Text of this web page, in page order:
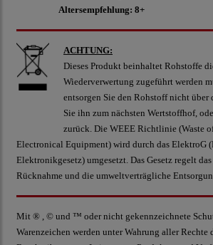
Altersempfehlung: 8+
ACHTUNG:
Dieses Produkt beinhaltet Rohstoffe
Wiederverwertung zugeführt werden
entsorgen Sie den Rohstoff nicht über
Sie ihn zum nächsten Wertstoffhof,
zurück. Die WEEE Richtlinie (Waste
Electronical Equipment) wird durch das ElektroG
Elektronikgesetz) umgesetzt. Das Gesetz regelt
Rücknahme und die umweltverträgliche
Mit ® , © und ™ oder nicht gekennzeichnete
Warenzeichen werden unter Wahrung aller Rechte